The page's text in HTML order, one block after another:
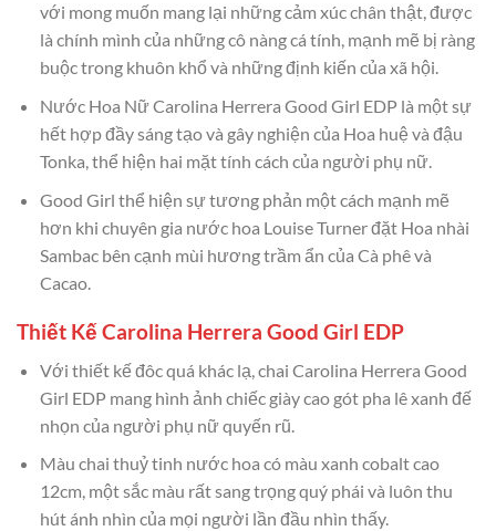
với mong muốn mang lại những cảm xúc chân thật, được
là chính mình của những cô nàng cá tính, mạnh mẽ bị ràng
buộc trong khuôn khổ và những định kiến của xã hội.
Nước Hoa Nữ Carolina Herrera Good Girl EDP là một sự
hết hợp đầy sáng tạo và gây nghiện của Hoa huệ và đậu
Tonka, thể hiện hai mặt tính cách của người phụ nữ.
Good Girl thể hiện sự tương phản một cách mạnh mẽ
hơn khi chuyên gia nước hoa Louise Turner đặt Hoa nhài
Sambac bên cạnh mùi hương trầm ẩn của Cà phê và
Cacao.
Thiết Kế Carolina Herrera Good Girl EDP
Với thiết kế đôc quá khác lạ, chai Carolina Herrera Good
Girl EDP mang hình ảnh chiếc giày cao gót pha lê xanh đế
nhọn của người phụ nữ quyến rũ.
Màu chai thuỷ tinh nước hoa có màu xanh cobalt cao
12cm, một sắc màu rất sang trọng quý phái và luôn thu
hút ánh nhìn của mọi người lần đầu nhìn thấy.